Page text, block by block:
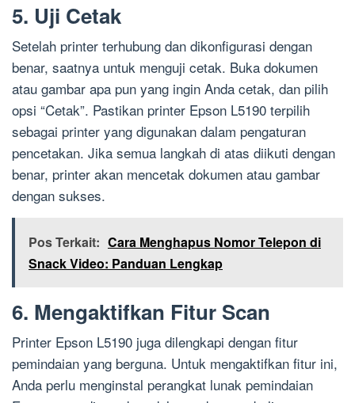
5. Uji Cetak
Setelah printer terhubung dan dikonfigurasi dengan
benar, saatnya untuk menguji cetak. Buka dokumen
atau gambar apa pun yang ingin Anda cetak, dan pilih
opsi “Cetak”. Pastikan printer Epson L5190 terpilih
sebagai printer yang digunakan dalam pengaturan
pencetakan. Jika semua langkah di atas diikuti dengan
benar, printer akan mencetak dokumen atau gambar
dengan sukses.
Pos Terkait: Cara Menghapus Nomor Telepon di
Snack Video: Panduan Lengkap
6. Mengaktifkan Fitur Scan
Printer Epson L5190 juga dilengkapi dengan fitur
pemindaian yang berguna. Untuk mengaktifkan fitur ini,
Anda perlu menginstal perangkat lunak pemindaian